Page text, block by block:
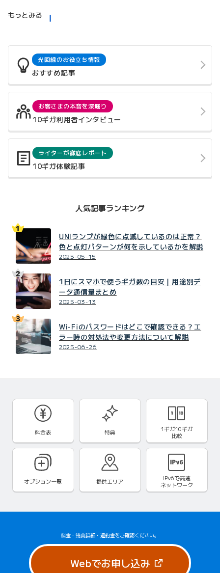
もっとみる
光回線のお役立ち情報
おすすめ記事
お客さまの本音を深堀り
10ギガ利用者インタビュー
ライターが徹底レポート
10ギガ体験記事
人気記事ランキング
UNIランプが緑色に点滅しているのは正常？
色と点灯パターンが何を示しているかを解説
2025-05-15
1日にスマホで使うギガ数の目安｜用途別デ
ータ通信量まとめ
2025-03-13
Wi-Fiのパスワードはどこで確認できる？エ
ラー時の対処法や変更方法について解説
2025-06-26
料金表 特典
1ギガ10ギガ
比較
オプション一覧 提供エリア IPv6で高速
ネットワーク
料金 ・ 特典詳細 ・ 違約金をご確認ください。
Webでお申し込み（新しいタブ